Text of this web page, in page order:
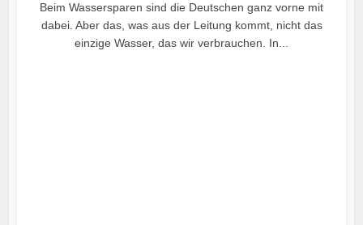
Beim Wassersparen sind die Deutschen ganz vorne mit
dabei. Aber das, was aus der Leitung kommt, nicht das
einzige Wasser, das wir verbrauchen. In...